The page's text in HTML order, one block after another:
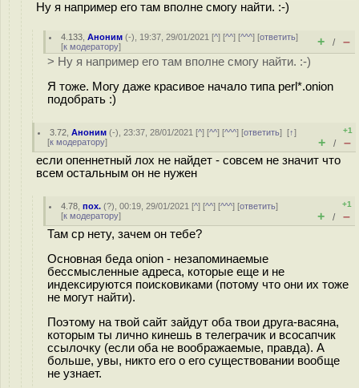
Ну я например его там вполне смогу найти. :-)
4.133 ,Аноним (-), 19:37, 29/01/2021 [^] [^^] [^^^] [ответить]
[к модератору] + / –
> Ну я например его там вполне смогу найти. :-)
Я тоже. Могу даже красивое начало типа perl*.onion
подобрать :)
3.72 ,Аноним (-), 23:37, 28/01/2021 [^] [^^] [^^^] [ответить][↑]
[к модератору]
+1
+ / –
если опеннетный лох не найдет - совсем не значит что
всем остальным он не нужен
4.78 ,пох. (?), 00:19, 29/01/2021 [^] [^^] [^^^] [ответить]
[к модератору]
+1
+ / –
Там cp нету, зачем он тебе?
Основная беда onion - незапоминаемые
бессмысленные адреса, которые еще и не
индексируются поисковиками (потому что они их тоже
не могут найти).
Поэтому на твой сайт зайдут оба твои друга-васяна,
которым ты лично кинешь в телеграчик и всосапчик
ссылочку (если оба не воображаемые, правда). А
больше, увы, никто его о его существовании вообще
не узнает.